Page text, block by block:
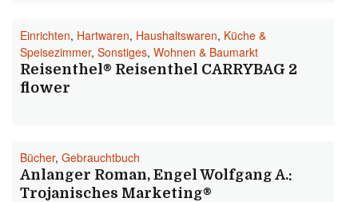
Einrichten, Hartwaren, Haushaltswaren, Küche &
Speisezimmer, Sonstiges, Wohnen & Baumarkt
Reisenthel® Reisenthel CARRYBAG 2
flower
Bücher, Gebrauchtbuch
Anlanger Roman, Engel Wolfgang A.:
Trojanisches Marketing®